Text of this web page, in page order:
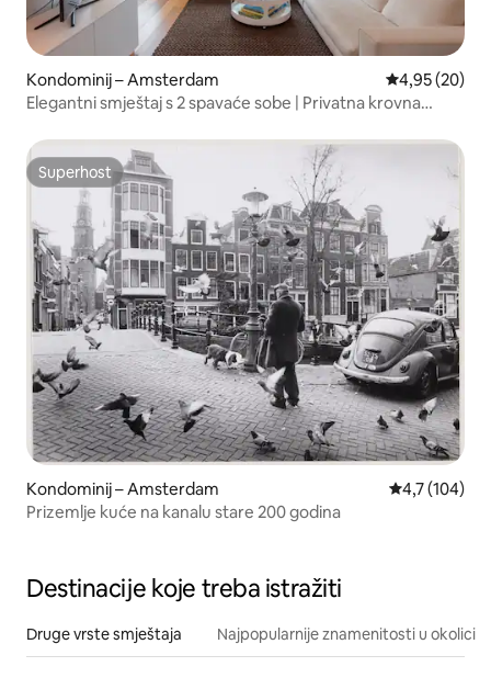
Kondominij – Amsterdam Prosječna
4,95 (20)
Elegantni smještaj s 2 spavaće sobe | Privatna krovna
Superhost
Superhost
Kondominij – Amsterdam Prosječna
4,7 (104)
Prizemlje kuće na kanalu stare 200 godina
Destinacije koje treba istražiti
Druge vrste smještaja Najpopularnije znamenitosti u okolici